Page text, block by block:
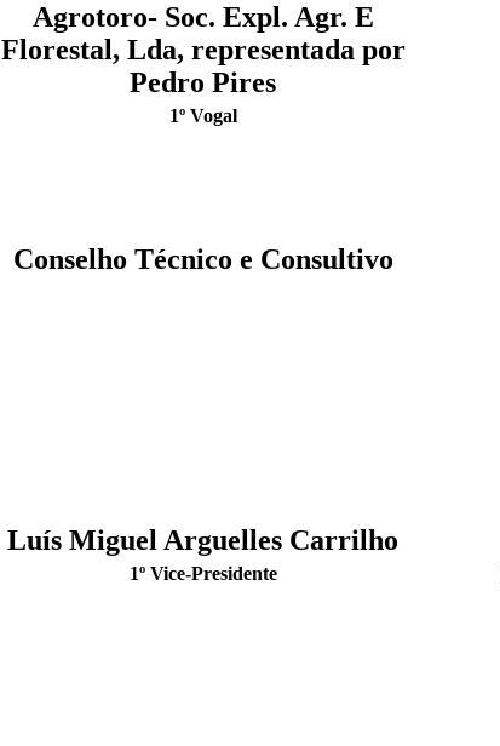
Agrotoro- Soc. Expl. Agr. E
Florestal, Lda, representada por
Pedro Pires
1º Vogal
Conselho Técnico e Consultivo
Luís Miguel Arguelles Carrilho
1º Vice-Presidente